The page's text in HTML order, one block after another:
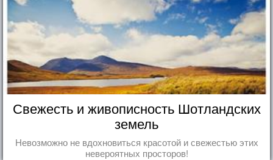
Свежесть и живописность Шотландских
земель
Невозможно не вдохновиться красотой и свежестью этих
невероятных просторов!